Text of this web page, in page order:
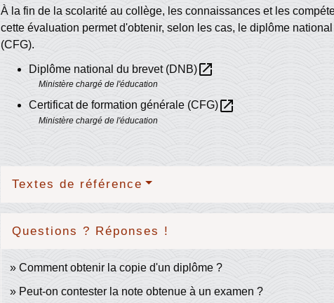
À la fin de la scolarité au collège, les connaissances et les
cette évaluation permet d'obtenir, selon les cas, le diplôme
(CFG).
Diplôme national du brevet (DNB)open_in_new
Ministère chargé de l'éducation
Certificat de formation générale (CFG)open_in_new
Ministère chargé de l'éducation
Textes de référence
Questions ? Réponses !
Comment obtenir la copie d'un diplôme ?
Peut-on contester la note obtenue à un examen ?